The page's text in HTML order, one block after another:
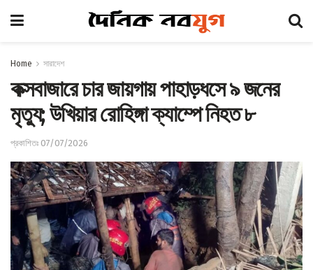
Home সারাদেশ
কক্সবাজারে চার জায়গায় পাহাড়ধসে ৯ জনের
মৃত্যু; উখিয়ার রোহিঙ্গা ক্যাম্পে নিহত ৮
প্রকাশিতঃ 07/07/2026